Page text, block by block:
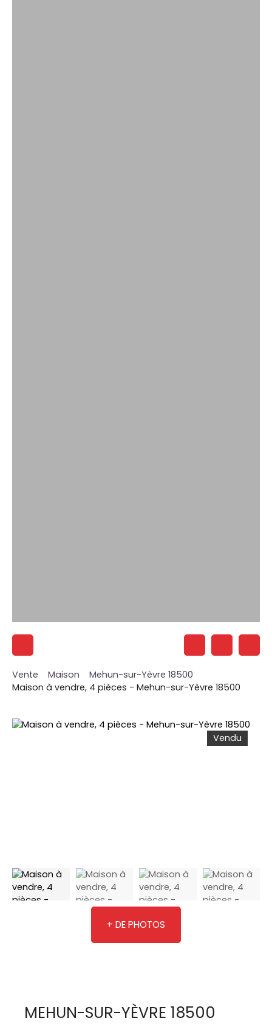
Vente Maison
Mehun-sur-Yèvre 18500
Maison à vendre, 4 pièces - Mehun-sur-Yèvre 18500
Vendu
+ DE PHOTOS
MEHUN-SUR-YÈVRE 18500